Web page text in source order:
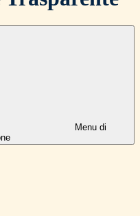
Menu di